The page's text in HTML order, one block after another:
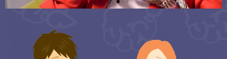
איך סביבת פטל עוזרת
לך בעבודתך כמורה?